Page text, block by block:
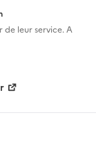
de leur service. A